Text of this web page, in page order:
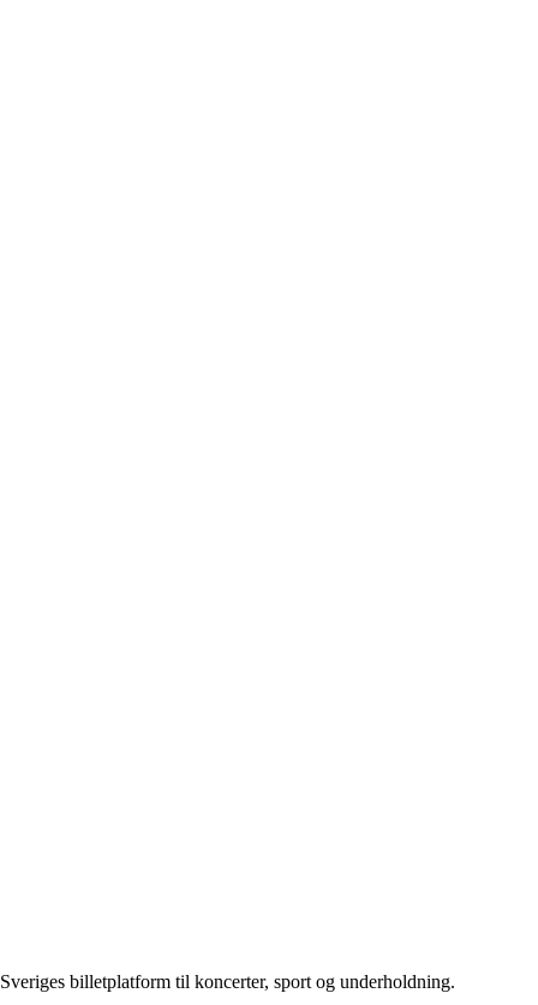
Sveriges billetplatform til koncerter, sport og underholdning.